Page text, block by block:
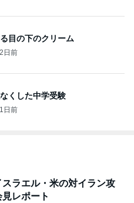
目の下のクリーム
2日前
くした中学受験
1日前
スラエル・米の対イラン攻
レポート